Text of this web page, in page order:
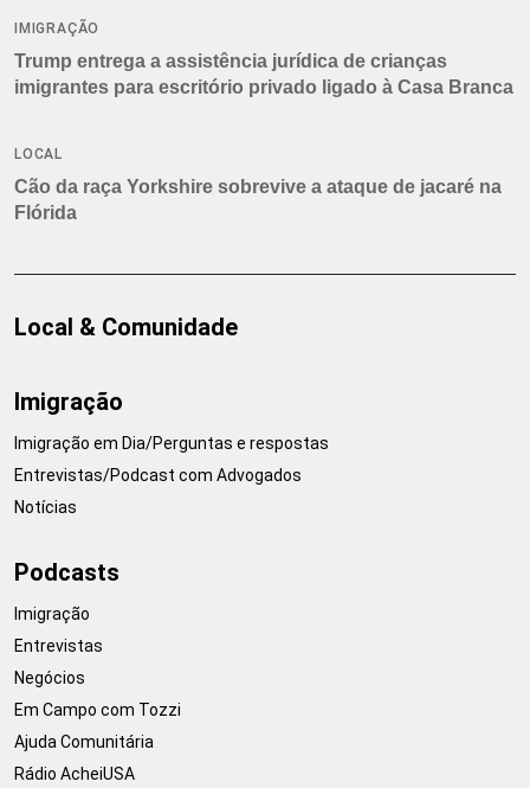
IMIGRAÇÃO
Trump entrega a assistência jurídica de crianças
imigrantes para escritório privado ligado à Casa Branca
LOCAL
Cão da raça Yorkshire sobrevive a ataque de jacaré na
Flórida
Local & Comunidade
Imigração
Imigração em Dia/Perguntas e respostas
Entrevistas/Podcast com Advogados
Notícias
Podcasts
Imigração
Entrevistas
Negócios
Em Campo com Tozzi
Ajuda Comunitária
Rádio AcheiUSA